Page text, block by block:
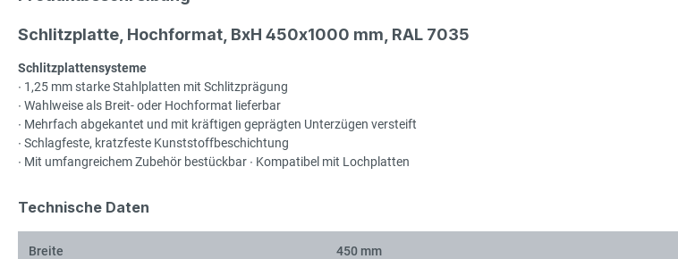
Schlitzplatte, Hochformat, BxH 450x1000 mm, RAL 7035
Schlitzplattensysteme
∙ 1,25 mm starke Stahlplatten mit Schlitzprägung
∙ Wahlweise als Breit- oder Hochformat lieferbar
∙ Mehrfach abgekantet und mit kräftigen geprägten Unterzügen versteift
∙ Schlagfeste, kratzfeste Kunststoffbeschichtung
∙ Mit umfangreichem Zubehör bestückbar ∙ Kompatibel mit Lochplatten
Technische Daten
Breite 450 mm